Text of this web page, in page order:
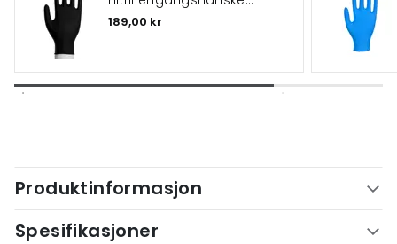
pudderfri 100-pack
189,00 kr
Produktinformasjon
Spesifikasjoner